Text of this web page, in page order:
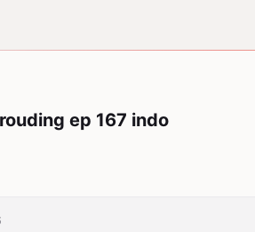
ep 167 indo